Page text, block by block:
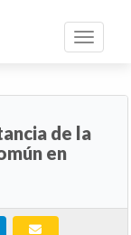
Toggle
de la
en